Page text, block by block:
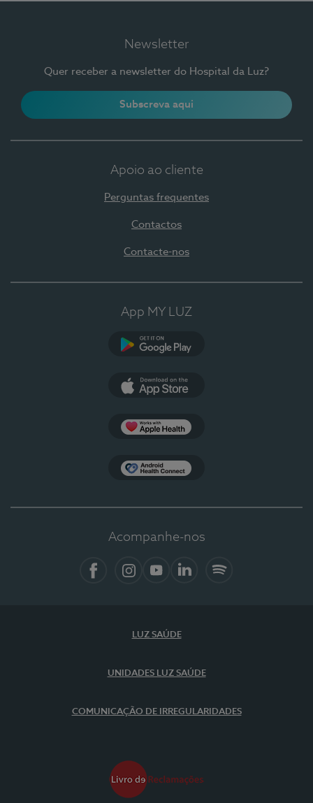
Newsletter
Quer receber a newsletter do Hospital da Luz?
Subscreva aqui
Apoio ao cliente
Perguntas frequentes
Contactos
Contacte-nos
App MY LUZ
Acompanhe-nos
LUZ SAÚDE
UNIDADES LUZ SAÚDE
COMUNICAÇÃO DE IRREGULARIDADES